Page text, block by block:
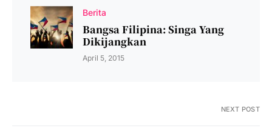
Berita
Bangsa Filipina: Singa Yang
Dikijangkan
April 5, 2015
NEXT POST